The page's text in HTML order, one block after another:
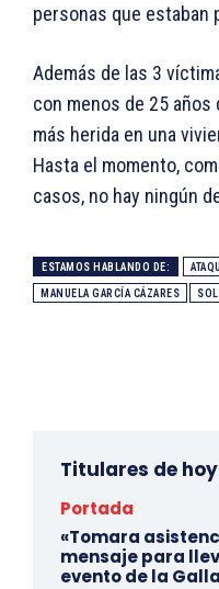
personas que estaban
Además de las 3
con menos de 25 años
más herida en una
Hasta el momento,
casos, no hay ningún
ESTAMOS HABLANDO DE:
MANUELA GARCÍA CÁZARES
Titulares de
Portada
«Tomara
mensaje para
evento de la